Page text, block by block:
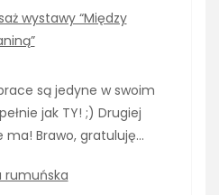
wystawy “Między
są jedyne w swoim
jak TY! ;) Drugiej
ma! Brawo, gratuluję…
rumuńska